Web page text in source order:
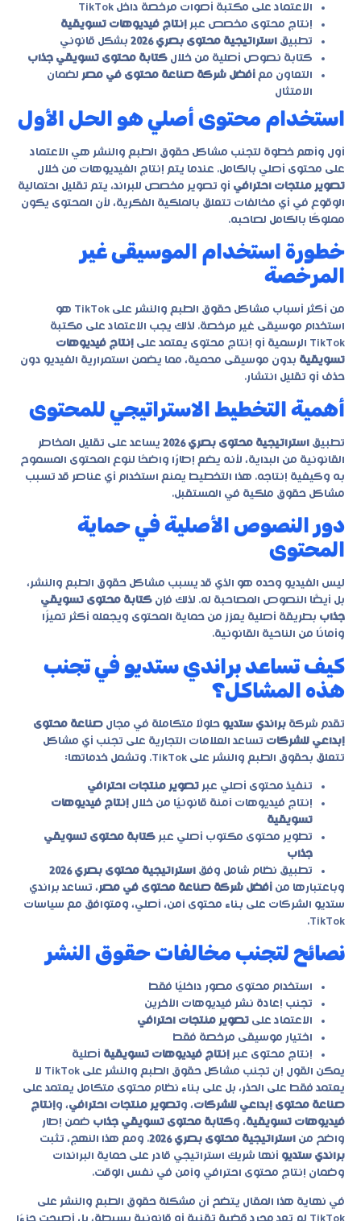
الاعتماد على مكتبة أصوات مرخصة داخل TikTok
إنتاج محتوى مخصص عبر إنتاج فيديوهات تسويقية
تطبيق استراتيجية محتوى بصري 2026
بشكل قانوني
كتابة نصوص أصلية من خلال كتابة محتوى تسويقي جذاب
التعاون مع أفضل شركة صناعة محتوى في مصر لضمان
الامتثال
استخدام محتوى أصلي هو الحل الأول
أول وأهم خطوة لتجنب مشاكل حقوق الطبع والنشر هي الاعتماد
على محتوى أصلي بالكامل. عندما يتم إنتاج الفيديوهات من خلال
تصوير منتجات احترافي أو تصوير مخصص للبراند، يتم تقليل احتمالية
الوقوع في أي مخالفات تتعلق بالملكية الفكرية، لأن المحتوى يكون
مملوكًا بالكامل لصاحبه.
خطورة استخدام الموسيقى غير
المرخصة
من أكثر أسباب مشاكل حقوق الطبع والنشر على TikTok هو
استخدام موسيقى غير مرخصة. لذلك يجب الاعتماد على مكتبة
TikTok الرسمية أو إنتاج محتوى يعتمد على
إنتاج فيديوهات
تسويقية بدون موسيقى محمية، مما يضمن استمرارية الفيديو دون
حذف أو تقليل انتشار.
أهمية التخطيط الاستراتيجي للمحتوى
تطبيق استراتيجية محتوى بصري 2026
يساعد على تقليل المخاطر
القانونية من البداية، لأنه يضع إطارًا واضحًا لنوع المحتوى المسموح
به وكيفية إنتاجه. هذا التخطيط يمنع استخدام أي عناصر قد تسبب
مشاكل حقوق ملكية في المستقبل.
دور النصوص الأصلية في حماية
المحتوى
ليس الفيديو وحده هو الذي قد يسبب مشاكل حقوق الطبع والنشر،
بل أيضًا النصوص المصاحبة له. لذلك فإن كتابة محتوى تسويقي
جذاب بطريقة أصلية يعزز من حماية المحتوى ويجعله أكثر تميزًا
وأمانًا من الناحية القانونية.
كيف تساعد براندي ستديو في تجنب
هذه المشاكل؟
تقدم شركة براندي ستديو حلولًا متكاملة في مجال صناعة محتوى
إبداعي للشركات تساعد العلامات التجارية على تجنب أي مشاكل
تتعلق بحقوق الطبع والنشر على TikTok. وتشمل خدماتها:
تنفيذ محتوى أصلي عبر تصوير منتجات احترافي
إنتاج فيديوهات آمنة قانونيًا من خلال إنتاج فيديوهات
تسويقية
تطوير محتوى مكتوب أصلي عبر كتابة محتوى تسويقي
جذاب
تطبيق نظام شامل وفق استراتيجية محتوى بصري 2026
وباعتبارها من أفضل شركة صناعة محتوى في مصر، تساعد براندي
ستديو الشركات على بناء محتوى آمن، أصلي، ومتوافق مع سياسات
TikTok.
نصائح لتجنب مخالفات حقوق النشر
استخدام محتوى مصور داخليًا فقط
تجنب إعادة نشر فيديوهات الآخرين
الاعتماد على تصوير منتجات احترافي
اختيار موسيقى مرخصة فقط
إنتاج محتوى عبر إنتاج فيديوهات تسويقية أصلية
يمكن القول إن تجنب مشاكل حقوق الطبع والنشر على TikTok لا
يعتمد فقط على الحذر، بل على بناء نظام محتوى متكامل يعتمد على
صناعة محتوى إبداعي للشركات، وتصوير منتجات احترافي، وإنتاج
فيديوهات تسويقية، وكتابة محتوى تسويقي جذاب ضمن إطار
واضح من استراتيجية محتوى بصري 2026
. ومع هذا النهج، تثبت
براندي ستديو أنها شريك استراتيجي قادر على حماية البراندات
وضمان إنتاج محتوى احترافي وآمن في نفس الوقت.
في نهاية هذا المقال يتضح أن مشكلة حقوق الطبع والنشر على